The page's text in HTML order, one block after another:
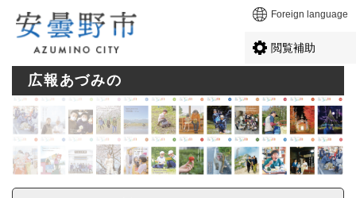
メニューを飛ばして本文へ Foreign language
閲覧補助
広報あづみの